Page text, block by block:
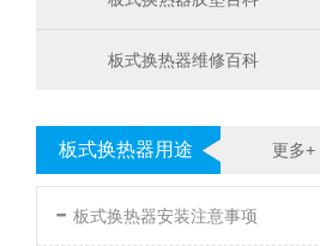
板式换热器维修百科
更多+
板式换热器用途
- 板式换热器安装注意事项